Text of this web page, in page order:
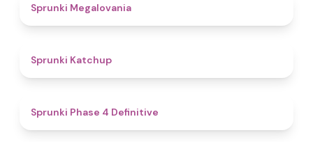
Sprunki Megalovania
Sprunki Katchup
Sprunki Phase 4 Definitive